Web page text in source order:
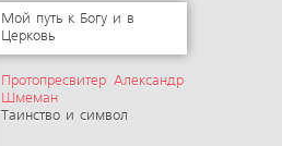
Мой путь к Богу и в
Церковь
Протопресвитер Александр
Шмеман
Таинство и символ